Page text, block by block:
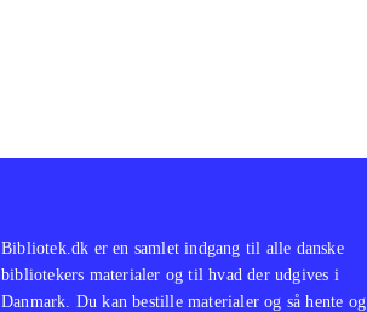
Bibliotek.dk er en samlet indgang til alle danske
bibliotekers materialer og til hvad der udgives i
Danmark. Du kan bestille materialer og så hente og